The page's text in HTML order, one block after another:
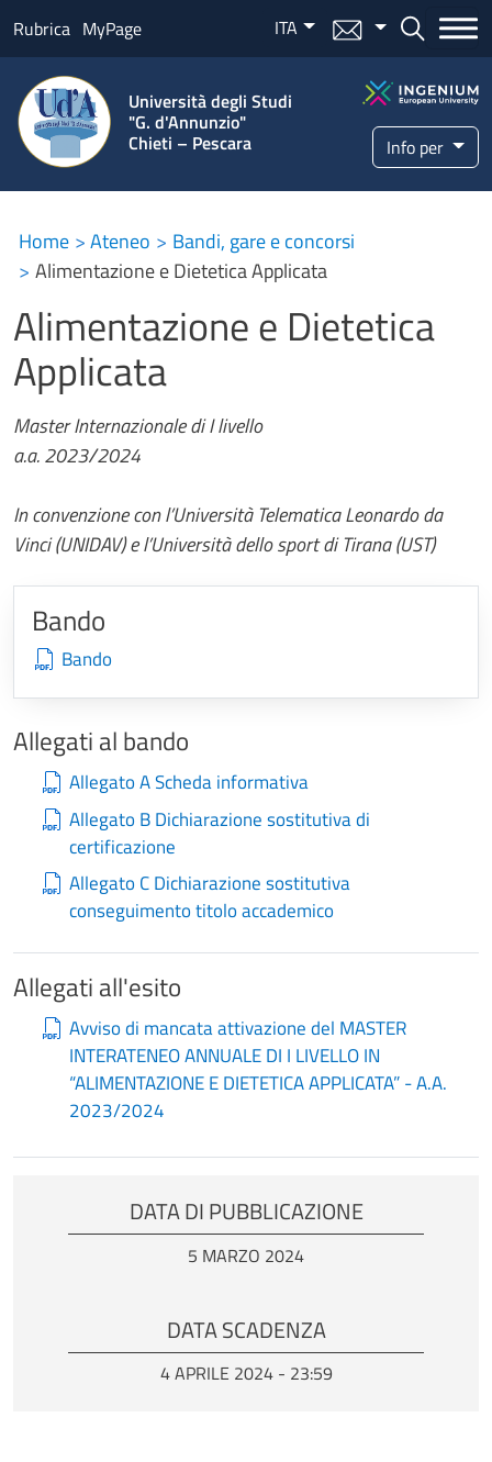
Salta al contenuto principale
Rubrica MyPage ITA Menu mail Bottone
Università degli Studi
"G. d'Annunzio"
Chieti – Pescara Info per
Home Ateneo
Bandi, gare e concorsi
Alimentazione e Dietetica Applicata
Alimentazione e Dietetica
Applicata
Master Internazionale di I livello
a.a. 2023/2024
In convenzione con l’Università Telematica Leonardo da
Vinci (UNIDAV) e l’Università dello sport di Tirana (UST)
Bando
Bando
Allegati al bando
Allegato A Scheda informativa
Allegato B Dichiarazione sostitutiva di
certificazione
Allegato C Dichiarazione sostitutiva
conseguimento titolo accademico
Allegati all'esito
Avviso di mancata attivazione del MASTER
INTERATENEO ANNUALE DI I LIVELLO IN
“ALIMENTAZIONE E DIETETICA APPLICATA” - A.A.
2023/2024
DATA DI PUBBLICAZIONE
5 MARZO 2024
DATA SCADENZA
4 APRILE 2024 - 23:59